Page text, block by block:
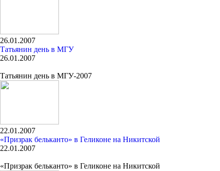
26.01.2007
Татьянин день в МГУ
26.01.2007
Татьянин день в МГУ-2007
22.01.2007
«Призрак бельканто» в Геликоне на Никитской
22.01.2007
«Призрак бельканто» в Геликоне на Никитской